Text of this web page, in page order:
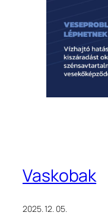
Vaskobak
2025. 12. 05.